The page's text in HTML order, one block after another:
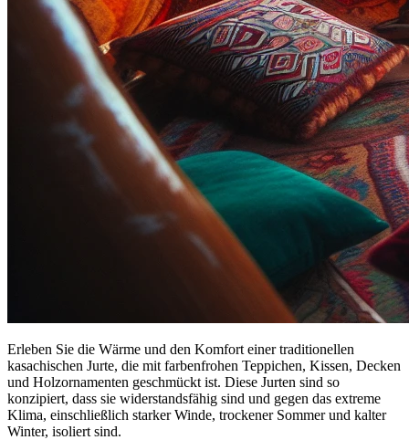
Erleben Sie die Wärme und den Komfort einer traditionellen
kasachischen Jurte, die mit farbenfrohen Teppichen, Kissen, Decken
und Holzornamenten geschmückt ist. Diese Jurten sind so
konzipiert, dass sie widerstandsfähig sind und gegen das extreme
Klima, einschließlich starker Winde, trockener Sommer und kalter
Winter, isoliert sind.